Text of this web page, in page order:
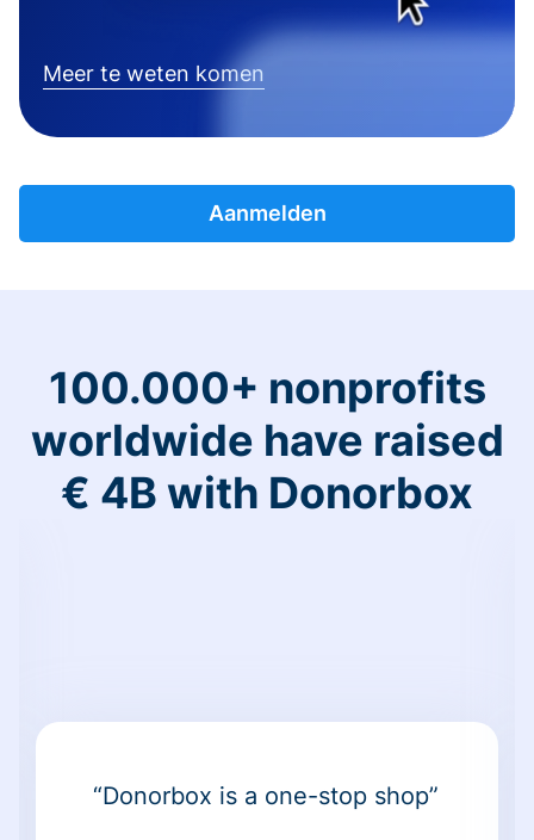
Meer te weten komen
Aanmelden
100.000+ nonprofits
worldwide have raised
€ 4B with Donorbox
“Donorbox is a one-stop shop”